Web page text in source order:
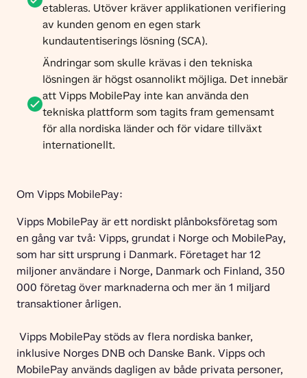
etableras. Utöver kräver applikationen verifiering
av kunden genom en egen stark
kundautentiserings lösning (SCA).
Ändringar som skulle krävas i den tekniska
lösningen är högst osannolikt möjliga. Det innebär
att Vipps MobilePay inte kan använda den
tekniska plattform som tagits fram gemensamt
för alla nordiska länder och för vidare tillväxt
internationellt.
Om Vipps MobilePay:
Vipps MobilePay är ett nordiskt plånboksföretag som
en gång var två: Vipps, grundat i Norge och MobilePay,
som har sitt ursprung i Danmark. Företaget har 12
miljoner användare i Norge, Danmark och Finland, 350
000 företag över marknaderna och mer än 1 miljard
transaktioner årligen.
inklusive Norges DNB och Danske Bank. Vipps och
MobilePay används dagligen av både privata personer,